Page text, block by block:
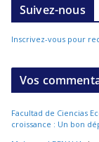
Suivez-nous
Inscrivez-vous pour
Vos
Facultad de Ciencias
croissance : Un bon